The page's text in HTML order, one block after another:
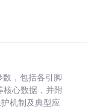
数，包括各引脚
核心数据，并附
机制及典型应